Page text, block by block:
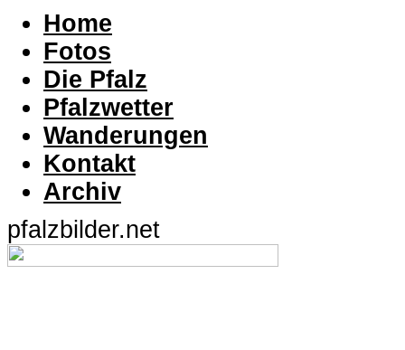
Home
Fotos
Die Pfalz
Pfalzwetter
Wanderungen
Kontakt
Archiv
pfalzbilder.net